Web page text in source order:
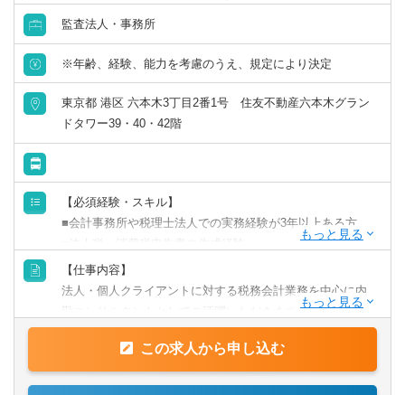
【当ポジションの特徴】
■同社は分業制を採用しており、記帳業務は他部署で担当し
の専門的なスキルを用いて、決算・税務申告業務やお客様
への税務アドバイスに集中して取り組めます。
フトもマネーフォワードを中心としたクラウドソフトとな
っているため、在宅での勤務にもまったく支障がありませ
そのため、ワークライフバランスもご希望に合わせて設計
可能です◎
※有休も積極的に取得している状況です！
研修後、出社を基本としながら、週2～3日程度の在宅勤務
監査法人・事務所
※年齢、経験、能力を考慮のうえ、規定により決定
東京都 港区 六本木3丁目2番1号 住友不動産六本木グラン
ドタワー39・40・42階
【必須経験・スキル】
■会計事務所や税理士法人での実務経験が3年以上ある方
■リモート環境下での業務経験、または抵抗がない方
■自宅で安定したインターネット環境が用意できる方
【歓迎経験・スキル】
【仕事内容】
法人・個人クライアントに対する税務会計業務を中心に内
勤コンサルタントとしてご活躍いただきます。
フルリモート勤務のため、全国どこからでも就業可能です
【具体的には】
この求人から申し込む